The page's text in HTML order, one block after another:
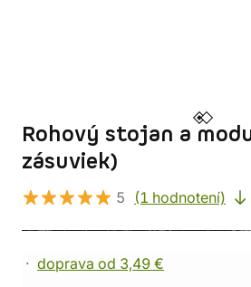
Rohový stojan a
zásuviek)
5 (1 hodnotení)
doprava od 3,49 €